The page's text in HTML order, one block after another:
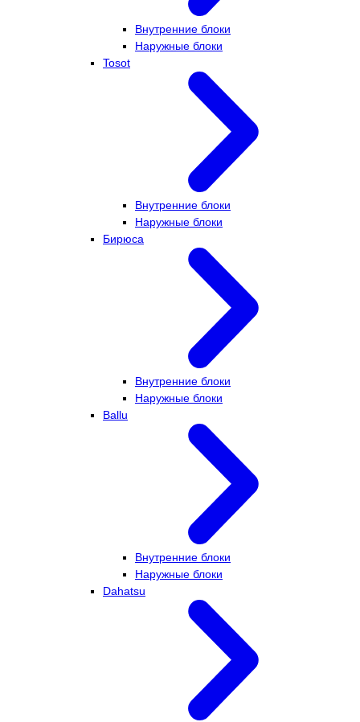
Внутренние блоки
Наружные блоки
Tosot
Внутренние блоки
Наружные блоки
Бирюса
Внутренние блоки
Наружные блоки
Ballu
Внутренние блоки
Наружные блоки
Dahatsu